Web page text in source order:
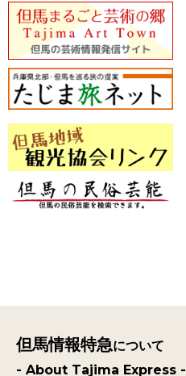
但馬情報特急について
- About Tajima Express -